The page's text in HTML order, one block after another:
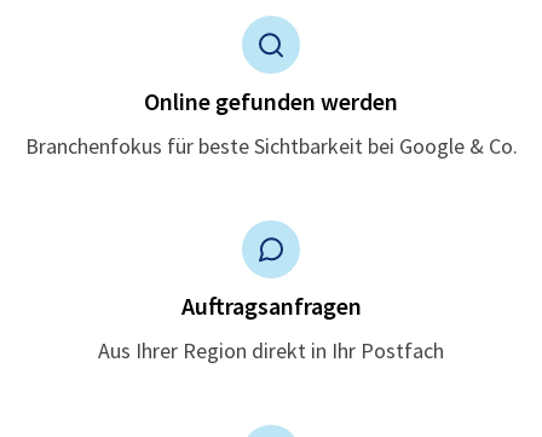
Online gefunden werden
Branchenfokus für beste Sichtbarkeit bei Google & Co.
Auftragsanfragen
Aus Ihrer Region direkt in Ihr Postfach